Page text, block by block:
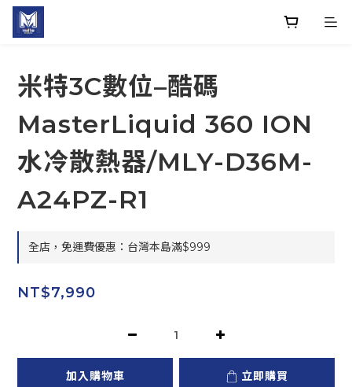
米特3C數位–酷碼
MasterLiquid 360 ION
水冷散熱器/MLY-D36M-
A24PZ-R1
全店，免運費優惠：台灣本島滿$999
NT$7,990
加入購物車 立即購買